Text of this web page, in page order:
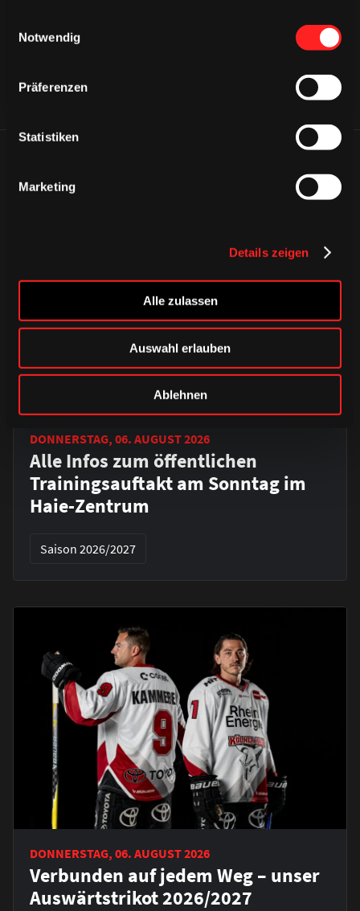
Notwendig
Präferenzen
Statistiken
Marketing
Details zeigen
Alle zulassen
Auswahl erlauben
Ablehnen
DONNERSTAG, 06. AUGUST 2026
Alle Infos zum öffentlichen
Trainingsauftakt am Sonntag im
Haie-Zentrum
Saison 2026/2027
DONNERSTAG, 06. AUGUST 2026
Verbunden auf jedem Weg – unser
Auswärtstrikot 2026/2027